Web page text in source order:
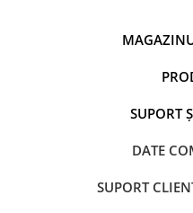
SUPORT
DATE
SUPORT